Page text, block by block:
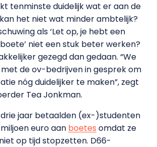
tenminste duidelijk wat er aan de
het niet wat minder ambtelijk?
als ‘Let op, je hebt een
niet een stuk beter werken?
gezegd dan gedaan. “We
met de ov-bedrijven in gesprek om
nóg duidelijker te maken”, zegt
Tea Jonkman.
jaar betaalden (ex-)studenten
euro aan boetes omdat ze
op tijd stopzetten. D66-